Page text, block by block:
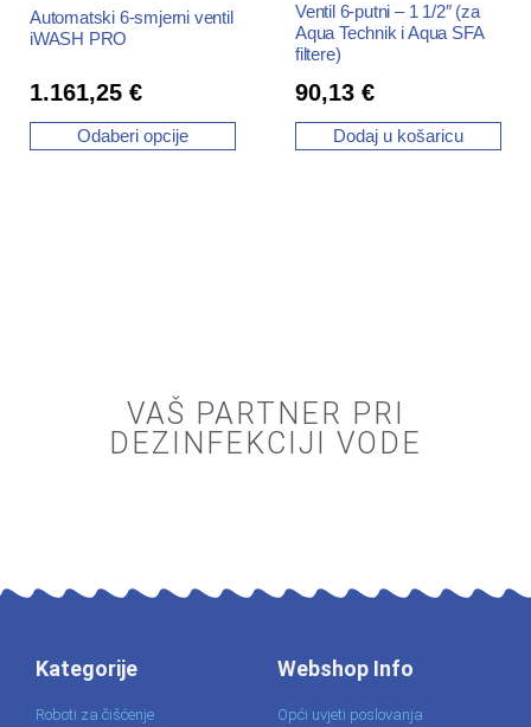
Automatski 6-smjerni ventil
iWASH PRO
1.161,25 €
Odaberi opcije
Ventil 6-putni – 1 1/2″ (za
Aqua Technik i Aqua SFA
filtere)
90,13 €
Dodaj u košaricu
VAŠ PARTNER PRI
DEZINFEKCIJI VODE
Kategorije
Roboti za čišćenje
Webshop Info
Opći uvjeti poslovanja